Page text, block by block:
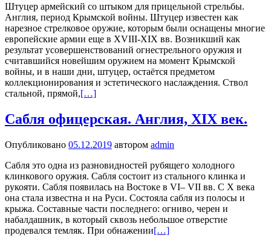
Штуцер армейский со штыком для прицельной стрельбы.
Англия, период Крымской войны. Штуцер известен как
нарезное стрелковое оружие, которым были оснащены многие
европейские армии еще в XVIII-XIX вв. Возникший как
результат усовершенствований огнестрельного оружия и
считавшийся новейшим оружием на момент Крымской
войны, и в наши дни, штуцер, остаётся предметом
коллекционирования и эстетического наслаждения. Ствол
стальной, прямой,[…]
Сабля офицерская. Англия, XIX век.
Опубликовано 05.12.2019 автором admin
Сабля это одна из разновидностей рубящего холодного
клинкового оружия. Сабля состоит из стального клинка и
рукояти. Сабля появилась на Востоке в VI– VII вв. С Х века
она стала известна и на Руси. Состояла сабля из полосы и
крыжа. Составные части последнего: огниво, черен и
набалдашник, в который сквозь небольшое отверстие
продевался темляк. При обнажении[…]